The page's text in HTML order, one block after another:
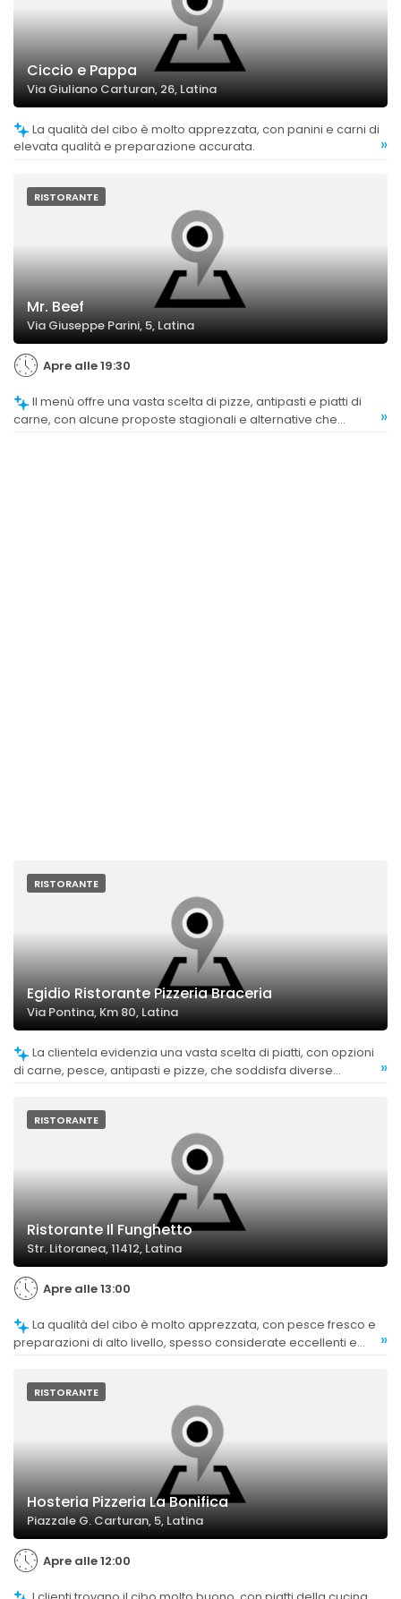
Ciccio e Pappa
Via Giuliano Carturan, 26, Latina
elevata qualità e preparazione accurata.
»
RISTORANTE
Mr. Beef
Via Giuseppe Parini, 5, Latina
Apre alle 19:30
carne, con alcune proposte stagionali e alternative che
»
RISTORANTE
Egidio Ristorante Pizzeria Braceria
Via Pontina, Km 80, Latina
di carne, pesce, antipasti e pizze, che soddisfa diverse
»
RISTORANTE
Ristorante Il Funghetto
Str. Litoranea, 11412, Latina
Apre alle 13:00
preparazioni di alto livello, spesso considerate eccellenti e
»
RISTORANTE
Hosteria Pizzeria La Bonifica
Piazzale G. Carturan, 5, Latina
Apre alle 12:00